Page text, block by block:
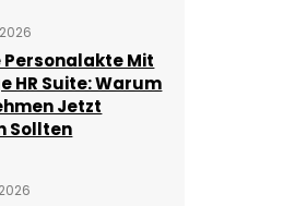
Mit
HR Suite: Warum
Jetzt
Sollten